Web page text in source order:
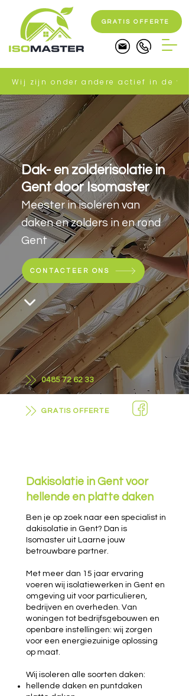
GRATIS OFFERTE
Wij zijn onder andere actief in de
Dak- en zolderisolatie in
Gent door Isomaster
Meester in isoleren van
daken en zolders in en rond
Gent
CONTACTEER ONS
0485 72 62 33
GRATIS OFFERTE
Dakisolatie in Gent voor
hellende en platte daken
Ben je op zoek naar een specialist in
dakisolatie in Gent? Dan is
Isomaster uit Laarne jouw
betrouwbare partner.
Met meer dan 15 jaar ervaring
voeren wij isolatiewerken in Gent en
omgeving uit voor particulieren,
bedrijven en overheden. Van
woningen tot bedrijfsgebouwen en
openbare instellingen: wij zorgen
voor een energiezuinige oplossing
op maat.
Wij isoleren alle soorten daken:
hellende daken en puntdaken